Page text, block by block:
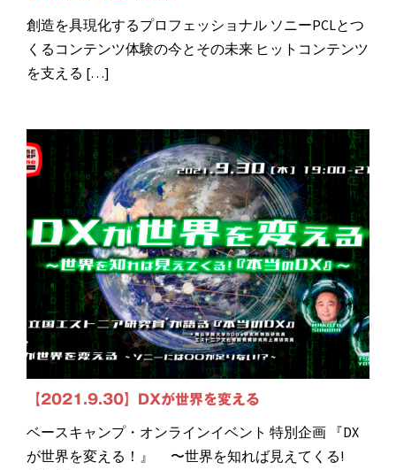
創造を具現化するプロフェッショナル ソニーPCLとつ
くるコンテンツ体験の今とその未来 ヒットコンテンツ
を支える […]
【2021.9.30】DXが世界を変える
ベースキャンプ・オンラインイベント 特別企画 『DX
が世界を変える！』 〜世界を知れば見えてくる!